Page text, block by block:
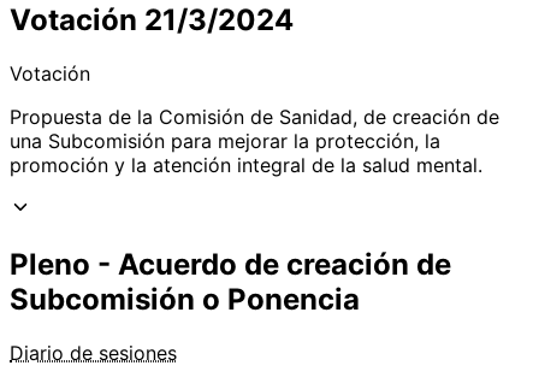
Votación 21/3/2024
Votación
Propuesta de la Comisión de Sanidad, de creación de
una Subcomisión para mejorar la protección, la
promoción y la atención integral de la salud mental.
Pleno - Acuerdo de creación de
Subcomisión o Ponencia
Diario de sesiones